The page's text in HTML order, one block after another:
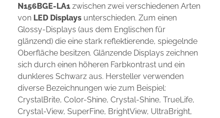
N156BGE-LA1 zwischen zwei verschiedenen Arten
von LED Displays unterschieden. Zum einen
Glossy-Displays (aus dem Englischen für
glänzend) die eine stark reflektierende, spiegelnde
Oberfläche besitzen. Glänzende Displays zeichnen
sich durch einen höheren Farbkontrast und ein
dunkleres Schwarz aus. Hersteller verwenden
diverse Bezeichnungen wie zum Beispiel:
CrystalBrite, Color-Shine, Crystal-Shine, TrueLife,
Crystal-View, SuperFine, BrightView, UltraBright,